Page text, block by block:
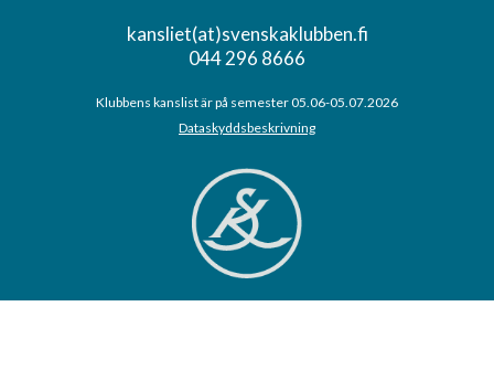
kansliet(at)svenskaklubben.fi
044 296 8666
Klubbens kanslist är på semester 05.06-05.07.2026
Dataskyddsbeskrivning